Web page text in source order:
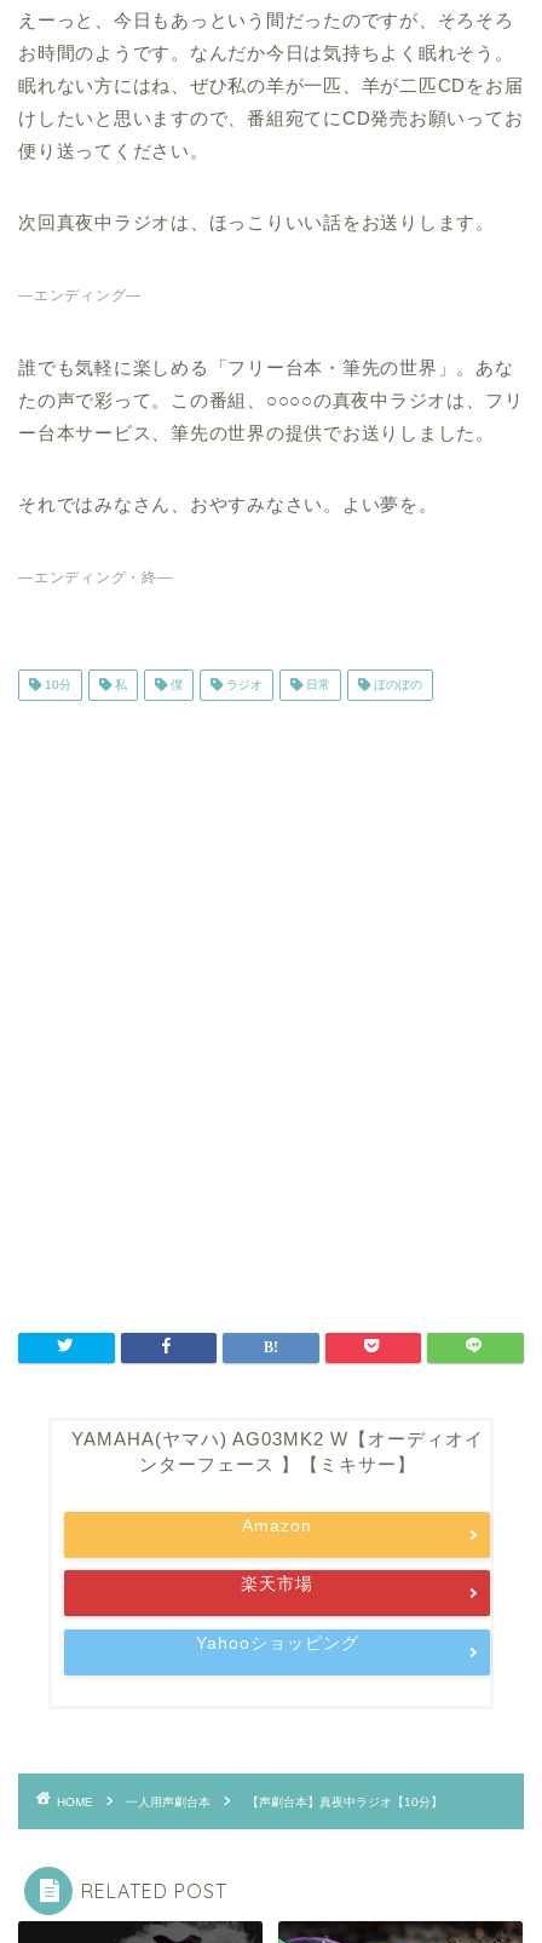
えーっと、今日もあっという間だったのですが、そろそろ
お時間のようです。なんだか今日は気持ちよく眠れそう。
眠れない方にはね、ぜひ私の羊が一匹、羊が二匹CDをお届
けしたいと思いますので、番組宛てにCD発売お願いってお
便り送ってください。
次回真夜中ラジオは、ほっこりいい話をお送りします。
—エンディング—
誰でも気軽に楽しめる「フリー台本・筆先の世界」。あな
たの声で彩って。この番組、○○○○の真夜中ラジオは、フリ
ー台本サービス、筆先の世界の提供でお送りしました。
それではみなさん、おやすみなさい。よい夢を。
—エンディング・終—
10分 私 僕 ラジオ 日常 ほのぼの
YAMAHA(ヤマハ) AG03MK2 W【オーディオイ
ンターフェース 】【ミキサー】
Amazon
楽天市場
Yahooショッピング
HOME 一人用声劇台本 【声劇台本】真夜中ラジオ【10分】
RELATED POST